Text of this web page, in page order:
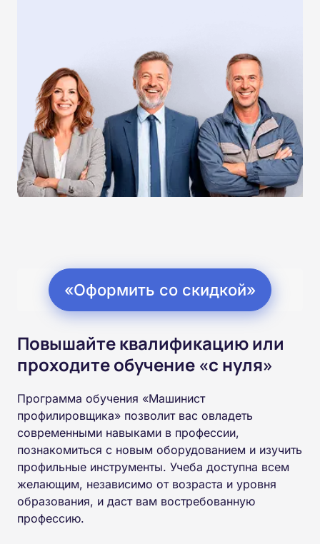
«Оформить со скидкой»
Повышайте квалификацию или
проходите обучение «с нуля»
Программа обучения «Машинист
профилировщика» позволит вас овладеть
современными навыками в профессии,
познакомиться с новым оборудованием и изучить
профильные инструменты. Учеба доступна всем
желающим, независимо от возраста и уровня
образования, и даст вам востребованную
профессию.